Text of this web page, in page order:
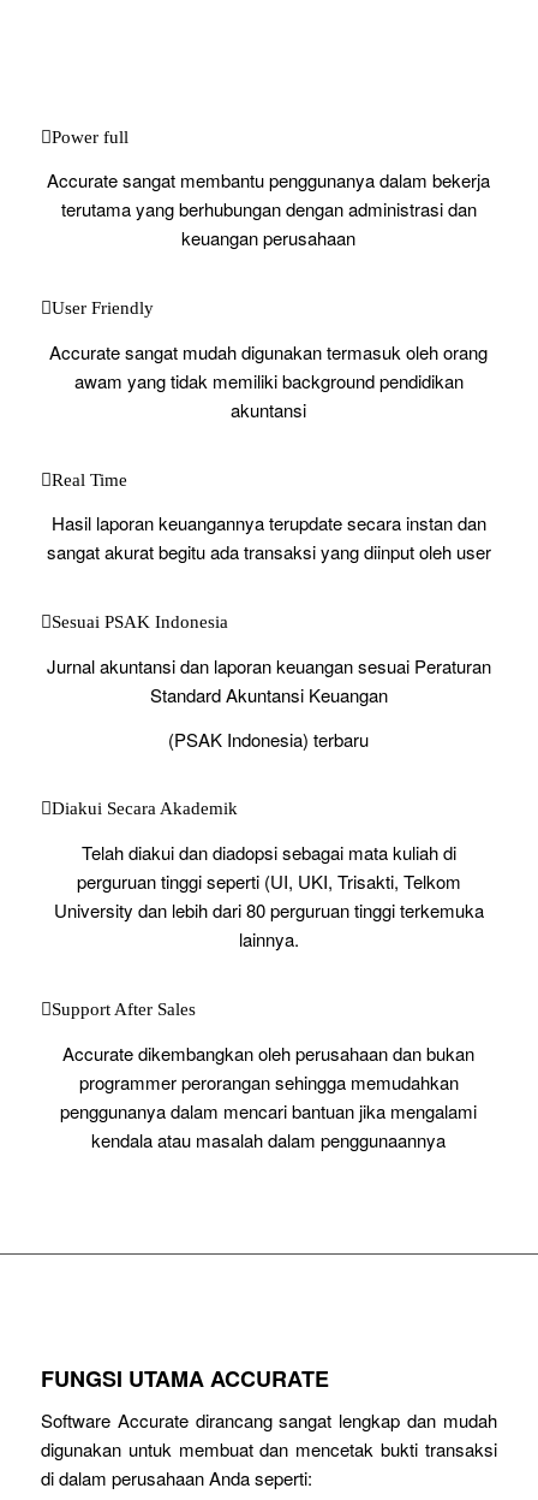
Power full
Accurate sangat membantu penggunanya dalam bekerja
terutama yang berhubungan dengan administrasi dan
keuangan perusahaan
User Friendly
Accurate sangat mudah digunakan termasuk oleh orang
awam yang tidak memiliki background pendidikan
akuntansi
Real Time
Hasil laporan keuangannya terupdate secara instan dan
sangat akurat begitu ada transaksi yang diinput oleh user
Sesuai PSAK Indonesia
Jurnal akuntansi dan laporan keuangan sesuai Peraturan
Standard Akuntansi Keuangan
(PSAK Indonesia) terbaru
Diakui Secara Akademik
Telah diakui dan diadopsi sebagai mata kuliah di
perguruan tinggi seperti (UI, UKI, Trisakti, Telkom
University dan lebih dari 80 perguruan tinggi terkemuka
lainnya.
Support After Sales
Accurate dikembangkan oleh perusahaan dan bukan
programmer perorangan sehingga memudahkan
penggunanya dalam mencari bantuan jika mengalami
kendala atau masalah dalam penggunaannya
FUNGSI UTAMA ACCURATE
Software Accurate dirancang sangat lengkap dan mudah
digunakan untuk membuat dan mencetak bukti transaksi
di dalam perusahaan Anda seperti: